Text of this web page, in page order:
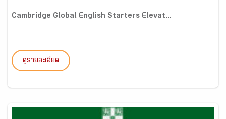
Cambridge Global English Starters Elevat...
ดูรายละเอียด